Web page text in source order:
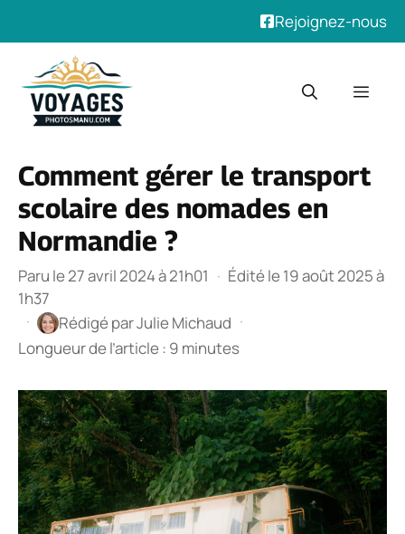
Rejoignez-nous
contenu
Comment gérer le transport
scolaire des nomades en
Normandie ?
Paru le 27 avril 2024 à 21h01 · Édité le 19 août 2025 à
1h37
·
Rédigé parJulie Michaud ·
Longueur de l’article : 9 minutes